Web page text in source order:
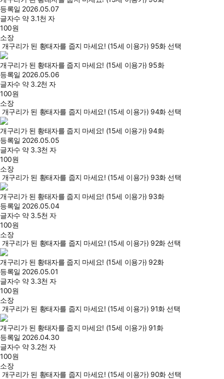
등록일 2026.05.07
글자수 약 3.1천 자
100원
소장
개구리가 된 황태자를 줍지 마세요! (15세 이용가) 95화 선택
개구리가 된 황태자를 줍지 마세요! (15세 이용가) 95화
등록일 2026.05.06
글자수 약 3.2천 자
100원
소장
개구리가 된 황태자를 줍지 마세요! (15세 이용가) 94화 선택
개구리가 된 황태자를 줍지 마세요! (15세 이용가) 94화
등록일 2026.05.05
글자수 약 3.3천 자
100원
소장
개구리가 된 황태자를 줍지 마세요! (15세 이용가) 93화 선택
개구리가 된 황태자를 줍지 마세요! (15세 이용가) 93화
등록일 2026.05.04
글자수 약 3.5천 자
100원
소장
개구리가 된 황태자를 줍지 마세요! (15세 이용가) 92화 선택
개구리가 된 황태자를 줍지 마세요! (15세 이용가) 92화
등록일 2026.05.01
글자수 약 3.3천 자
100원
소장
개구리가 된 황태자를 줍지 마세요! (15세 이용가) 91화 선택
개구리가 된 황태자를 줍지 마세요! (15세 이용가) 91화
등록일 2026.04.30
글자수 약 3.2천 자
100원
소장
개구리가 된 황태자를 줍지 마세요! (15세 이용가) 90화 선택